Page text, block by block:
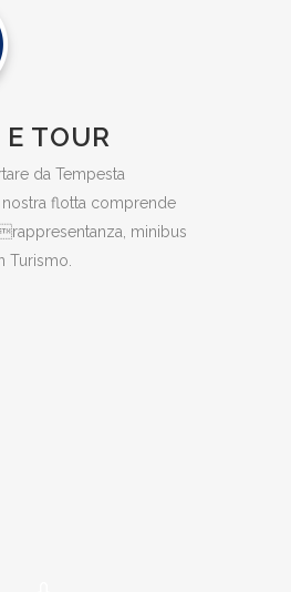
TOUR
da Tempesta
nostra flotta comprende
minibus
Turismo.